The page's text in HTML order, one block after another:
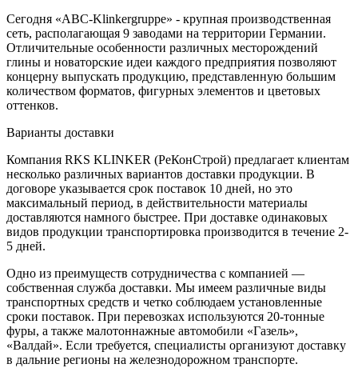
Сегодня «ABC-Klinkergruppe» - крупная производственная
сеть, располагающая 9 заводами на территории Германии.
Отличительные особенности различных месторождений
глины и новаторские идеи каждого предприятия позволяют
концерну выпускать продукцию, представленную большим
количеством форматов, фигурных элементов и цветовых
оттенков.
Варианты доставки
Компания RKS KLINKER (РеКонСтрой) предлагает клиентам
несколько различных вариантов доставки продукции. В
договоре указывается срок поставок 10 дней, но это
максимальный период, в действительности материалы
доставляются намного быстрее. При доставке одинаковых
видов продукции транспортировка производится в течение 2-
5 дней.
Одно из преимуществ сотрудничества с компанией —
собственная служба доставки. Мы имеем различные виды
транспортных средств и четко соблюдаем установленные
сроки поставок. При перевозках используются 20-тонные
фуры, а также малотоннажные автомобили «Газель»,
«Валдай». Если требуется, специалисты организуют доставку
в дальние регионы на железнодорожном транспорте.